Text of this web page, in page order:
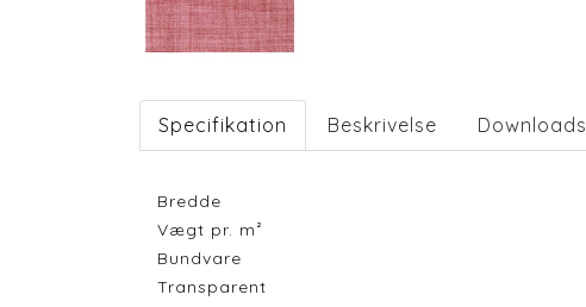
Specifikation Beskrivelse Downloads
Bredde
Vægt pr. m²
Bundvare
Transparent